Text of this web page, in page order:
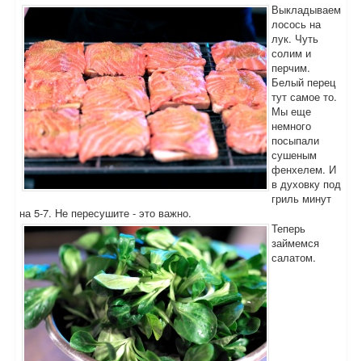
Выкладываем
лосось на
лук. Чуть
солим и
перчим.
Белый перец
тут самое то.
Мы еще
немного
посыпали
сушеным
фенхелем. И
в духовку под
гриль минут
на 5-7. Не пересушите - это важно.
Теперь
займемся
салатом.